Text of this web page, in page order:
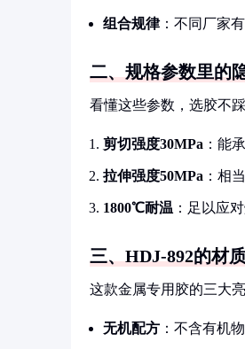
组合规律：不同厂家
二、规格参数里的
看懂这些参数，选胶不踩
剪切强度30MPa ：能
拉伸强度50MPa ：相
1800℃耐温 ：足以应
三、HDJ-892的材
这款金属专用胶的三大亮
无机配方 ：不含有机